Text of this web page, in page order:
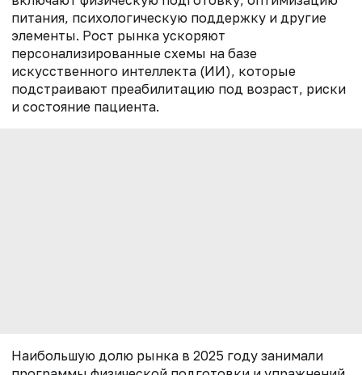
питания, психологическую поддержку и другие
элементы. Рост рынка ускоряют
персонализированные схемы на базе
искусственного интеллекта (ИИ), которые
подстраивают преабилитацию под возраст, риски
и состояние пациента.
Наибольшую долю рынка в 2025 году занимали